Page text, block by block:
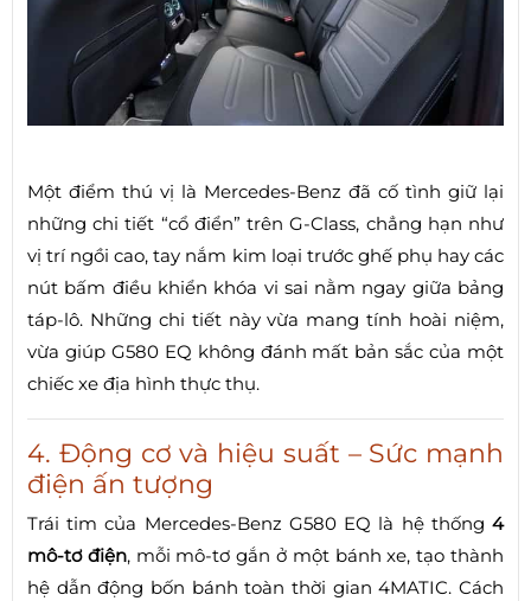
Một điểm thú vị là Mercedes-Benz đã cố tình giữ lại
những chi tiết “cổ điển” trên G-Class, chẳng hạn như
vị trí ngồi cao, tay nắm kim loại trước ghế phụ hay các
nút bấm điều khiển khóa vi sai nằm ngay giữa bảng
táp-lô. Những chi tiết này vừa mang tính hoài niệm,
vừa giúp G580 EQ không đánh mất bản sắc của một
chiếc xe địa hình thực thụ.
4. Động cơ và hiệu suất – Sức mạnh
điện ấn tượng
Trái tim của Mercedes-Benz G580 EQ là hệ thống 4
mô-tơ điện, mỗi mô-tơ gắn ở một bánh xe, tạo thành
hệ dẫn động bốn bánh toàn thời gian 4MATIC. Cách